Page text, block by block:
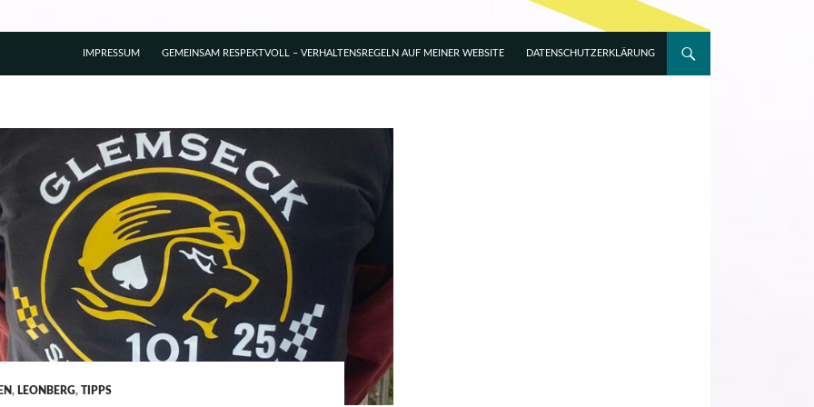
DATENSCHUTZERKLÄRUNG
GEMEINSAM RESPEKTVOLL – VERHALTENSREGELN AUF MEINER WEBSITE
IMPRESSUM
, LEONBERG, TIPPS